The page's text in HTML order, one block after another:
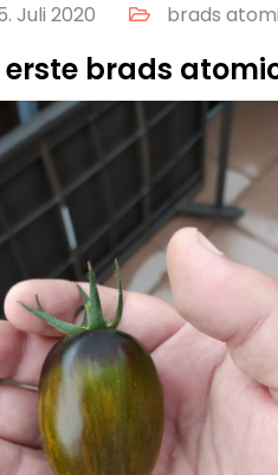
Juli 2020 brads
erste brads